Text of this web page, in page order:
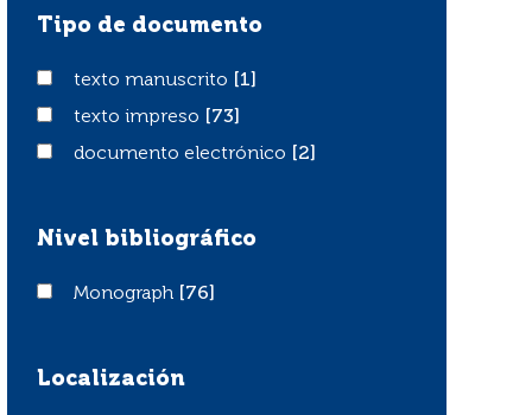
Tipo de documento
texto manuscrito
texto manuscrito
[1]
texto impreso
texto impreso
[73]
documento electrónico
documento electrónico [2]
Nivel bibliográfico
Monograph
Monograph [76]
Localización